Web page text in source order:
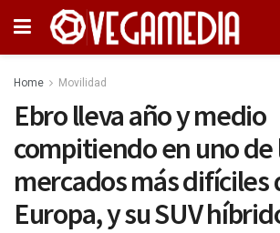
Home Movilidad
Ebro lleva año y medio
compitiendo en uno de
mercados más difíciles
Europa, y su SUV